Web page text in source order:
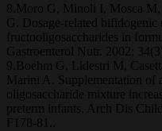
8.Moro G, Minoli I, Mosca M,
G. Dosage-related bifidogenic
fructooligosaccharides in
Gastroenterol Nutr. 2002;
9.Boehm G, Lidestri M,
Marini A. Supplementation of
oligosaccharide mixture
preterm infants. Arch Dis
F178-81..